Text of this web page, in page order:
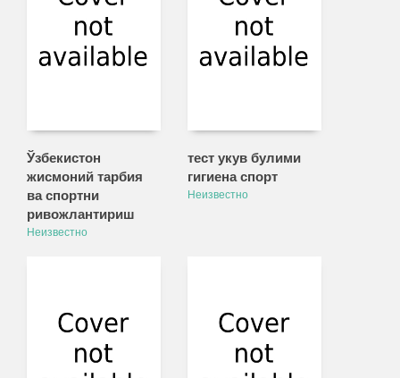
Ўзбекистон
жисмоний тарбия
ва спортни
ривожлантириш
Неизвестно
тест укув булими
гигиена спорт
Неизвестно